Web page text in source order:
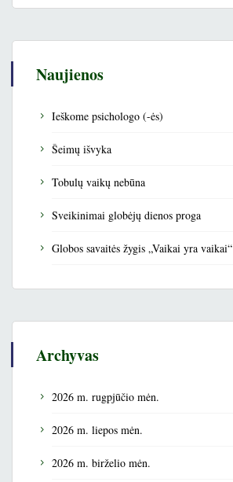
Naujienos
Ieškome psichologo (-ės)
Šeimų išvyka
Tobulų vaikų nebūna
Sveikinimai globėjų dienos proga
Globos savaitės žygis „Vaikai yra vaikai“
Archyvas
2026 m. rugpjūčio mėn.
2026 m. liepos mėn.
2026 m. birželio mėn.